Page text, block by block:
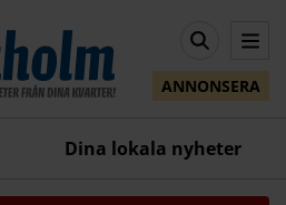
ANNONSERA
Dina lokala nyheter